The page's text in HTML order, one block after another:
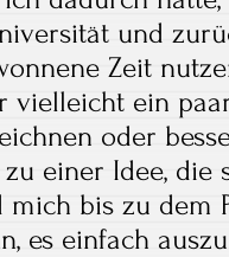
und
Zeit
vielleicht ein
oder
einer Idee, die
mich bis zu dem
es einfach